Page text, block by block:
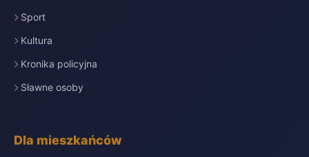
Sport
Kultura
Kronika policyjna
Sławne osoby
Dla mieszkańców